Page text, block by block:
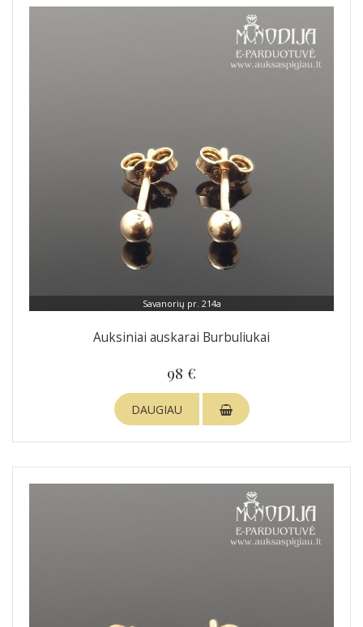
Savanorių pr. 214a
Auksiniai auskarai Burbuliukai
98 €
DAUGIAU